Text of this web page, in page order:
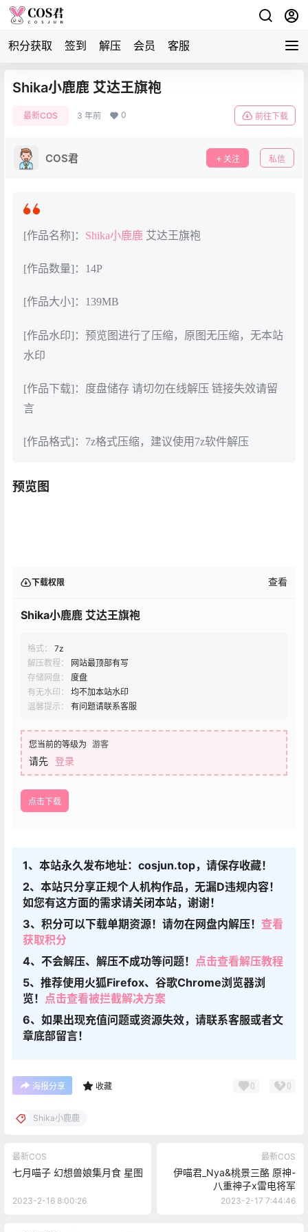
积分获取 签到 解压 会员 客服
Shika小鹿鹿 艾达王旗袍
最新COS 3 年前 0 前往下载
COS君 关注 私信
[作品名称]： Shika小鹿鹿 艾达王旗袍
[作品数量]：14P
[作品大小]：139MB
[作品水印]：预览图进行了压缩，原图无压缩，无本站
水印
[作品下载]：度盘储存 请切勿在线解压 链接失效请留
言
[作品格式]：7z格式压缩，建议使用7z软件解压
预览图
下载权限 查看
Shika小鹿鹿 艾达王旗袍
格式：
7z
解压教程：
网站最顶部有写
存储网盘：
度盘
有无水印：
均不加本站水印
温馨提示：
有问题请联系客服
您当前的等级为 游客
请先 登录
点击下载
1、本站永久发布地址：cosjun.top，请保存收藏！
2、本站只分享正规个人机构作品，无漏D违规内容！
如您有这方面的需求请关闭本站，谢谢！
3、积分可以下载单期资源！请勿在网盘内解压！ 查看
获取积分
4、不会解压、解压不成功等问题！ 点击查看解压教程
5、推荐使用火狐Firefox、谷歌Chrome浏览器浏
览！ 点击查看被拦截解决方案
6、如果出现充值问题或资源失效，请联系客服或者文
章底部留言！
海报分享 收藏 0 0
Shika小鹿鹿
最新COS
七月喵子 幻想兽娘集月食 星图
2023-2-16 8:00:26
最新COS
伊喵君_Nya&桃景三酪 原神-
八重神子x雷电将军
2023-2-17 7:44:46